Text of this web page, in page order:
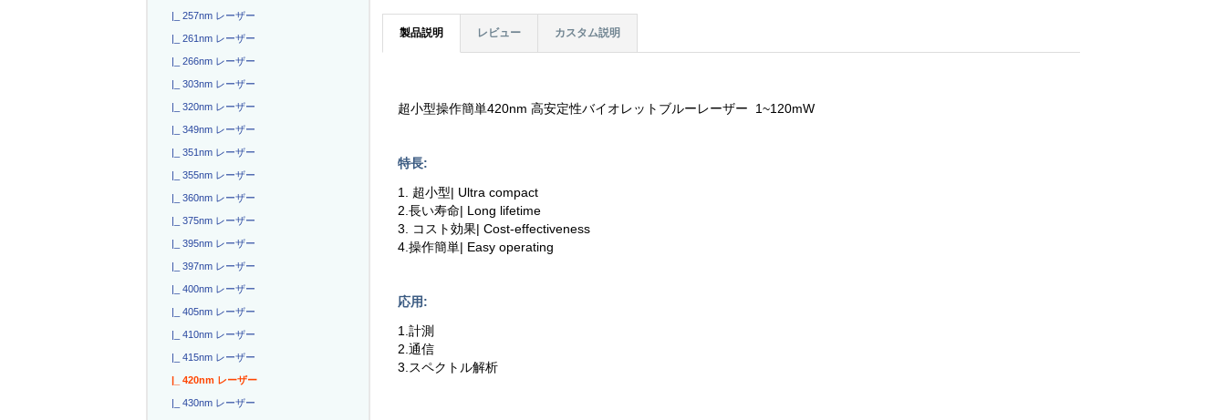
|_ 257nm レーザー
|_ 261nm レーザー
|_ 266nm レーザー
|_ 303nm レーザー
|_ 320nm レーザー
|_ 349nm レーザー
|_ 351nm レーザー
|_ 355nm レーザー
|_ 360nm レーザー
|_ 375nm レーザー
|_ 395nm レーザー
|_ 397nm レーザー
|_ 400nm レーザー
|_ 405nm レーザー
|_ 410nm レーザー
|_ 415nm レーザー
|_ 420nm レーザー
|_ 430nm レーザー
製品説明 レビュー カスタム説明
超小型操作簡単420nm 高安定性バイオレットブルーレーザー 1~120mW
特長:
1. 超小型| Ultra compact
2.長い寿命| Long lifetime
3. コスト効果| Cost-effectiveness
4.操作簡単| Easy operating
応用:
1.計測
2.通信
3.スペクトル解析